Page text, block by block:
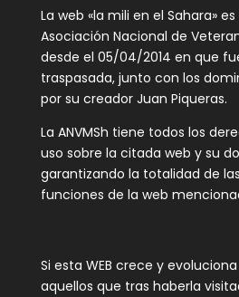
La web «la mili en el Sahara»
Asociación Nacional de
desde el 05/04/2014 en que
traspasada, junto con los
por su creador Juan Piqueras.
La ANVMSh tiene todos los
uso sobre la citada web y su
garantizando la totalidad de
funciones de la web
Si esta WEB crece y
aquellos que tras haberla